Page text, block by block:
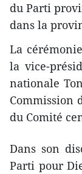
du Parti
dans la
La
la vice-
nationale
Commission
du Comité
Dans son
Parti pour